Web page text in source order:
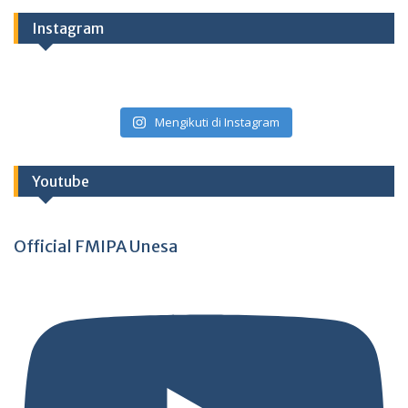
Instagram
Mengikuti di Instagram
Youtube
Official FMIPA Unesa